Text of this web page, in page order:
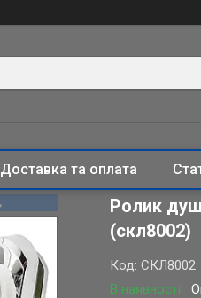
Доставка та оплата
Ролик
(скл8002)
В наявності
Код:СКЛ8002